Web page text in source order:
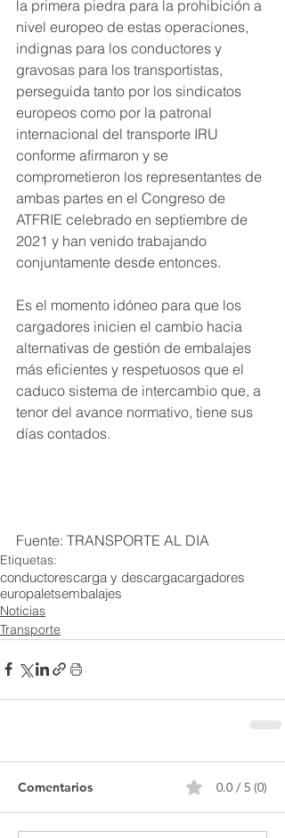
la primera piedra para la prohibición a
nivel europeo de estas operaciones,
indignas para los conductores y
gravosas para los transportistas,
perseguida tanto por los sindicatos
europeos como por la patronal
internacional del transporte IRU
conforme afirmaron y se
comprometieron los representantes de
ambas partes en el Congreso de
ATFRIE celebrado en septiembre de
2021 y han venido trabajando
conjuntamente desde entonces.
Es el momento idóneo para que los
cargadores inicien el cambio hacia
alternativas de gestión de embalajes
más eficientes y respetuosos que el
caduco sistema de intercambio que, a
tenor del avance normativo, tiene sus
días contados.
Fuente: TRANSPORTE AL DIA
Etiquetas:
conductorescarga y descargacargadores
europaletsembalajes
Noticias
Transporte
Comentarios 0.0 / 5 (0)